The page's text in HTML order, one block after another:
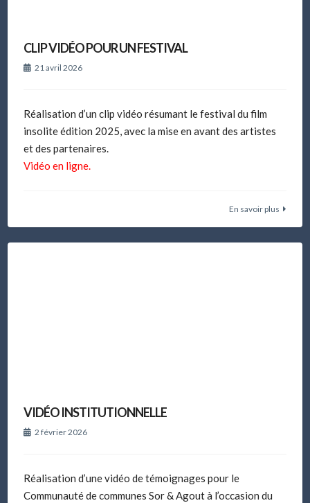
CLIP VIDÉO POUR UN FESTIVAL
21 avril 2026
Réalisation d’un clip vidéo résumant le festival du film
insolite édition 2025, avec la mise en avant des artistes
et des partenaires.
Vidéo en ligne.
En savoir plus
VIDÉO INSTITUTIONNELLE
2 février 2026
Réalisation d’une vidéo de témoignages pour le
Communauté de communes Sor & Agout à l’occasion du